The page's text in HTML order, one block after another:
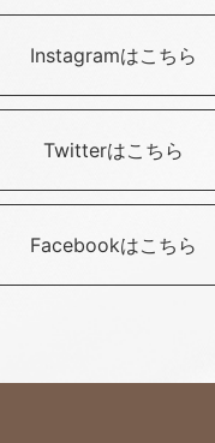
Instagramはこちら
Twitterはこちら
Facebookはこちら